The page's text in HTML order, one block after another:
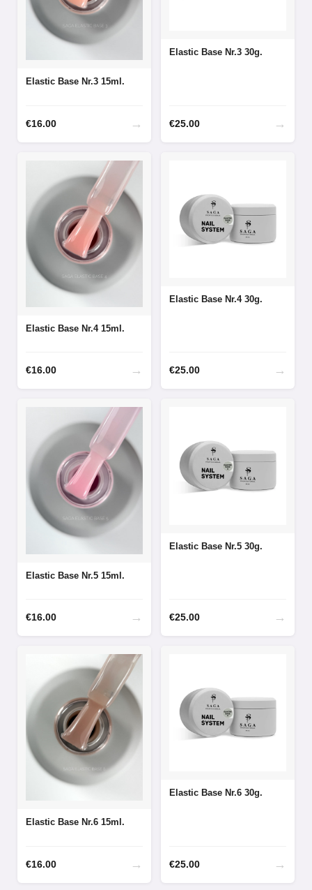
Elastic Base Nr.3 15ml.
€16.00 →
Elastic Base Nr.3 30g.
€25.00 →
Elastic Base Nr.4 15ml.
€16.00 →
Elastic Base Nr.4 30g.
€25.00 →
Elastic Base Nr.5 15ml.
€16.00 →
Elastic Base Nr.5 30g.
€25.00 →
Elastic Base Nr.6 15ml.
€16.00 →
Elastic Base Nr.6 30g.
€25.00 →